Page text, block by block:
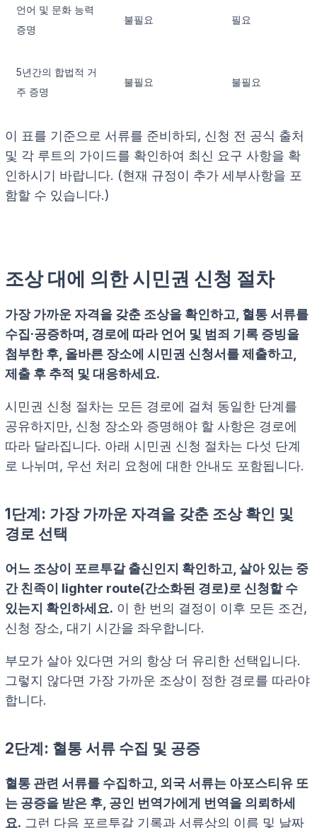
언어 및 문화 능력
증명
불필요 필요
5년간의 합법적 거
주 증명
불필요 불필요
이 표를 기준으로 서류를 준비하되, 신청 전 공식 출처
및 각 루트의 가이드를 확인하여 최신 요구 사항을 확
인하시기 바랍니다. (현재 규정이 추가 세부사항을 포
함할 수 있습니다.)
조상 대에 의한 시민권 신청 절차
가장 가까운 자격을 갖춘 조상을 확인하고, 혈통 서류를
수집·공증하며, 경로에 따라 언어 및 범죄 기록 증빙을
첨부한 후, 올바른 장소에 시민권 신청서를 제출하고,
제출 후 추적 및 대응하세요.
시민권 신청 절차는 모든 경로에 걸쳐 동일한 단계를
공유하지만, 신청 장소와 증명해야 할 사항은 경로에
따라 달라집니다. 아래 시민권 신청 절차는 다섯 단계
로 나뉘며, 우선 처리 요청에 대한 안내도 포함됩니다.
1단계: 가장 가까운 자격을 갖춘 조상 확인 및
경로 선택
어느 조상이 포르투갈 출신인지 확인하고, 살아 있는 중
간 친족이 lighter route(간소화된 경로)로 신청할 수
있는지 확인하세요. 이 한 번의 결정이 이후 모든 조건,
신청 장소, 대기 시간을 좌우합니다.
부모가 살아 있다면 거의 항상 더 유리한 선택입니다.
그렇지 않다면 가장 가까운 조상이 정한 경로를 따라야
합니다.
2단계: 혈통 서류 수집 및 공증
혈통 관련 서류를 수집하고, 외국 서류는 아포스티유 또
는 공증을 받은 후, 공인 번역가에게 번역을 의뢰하세
요. 그런 다음 포르투갈 기록과 서류상의 이름 및 날짜